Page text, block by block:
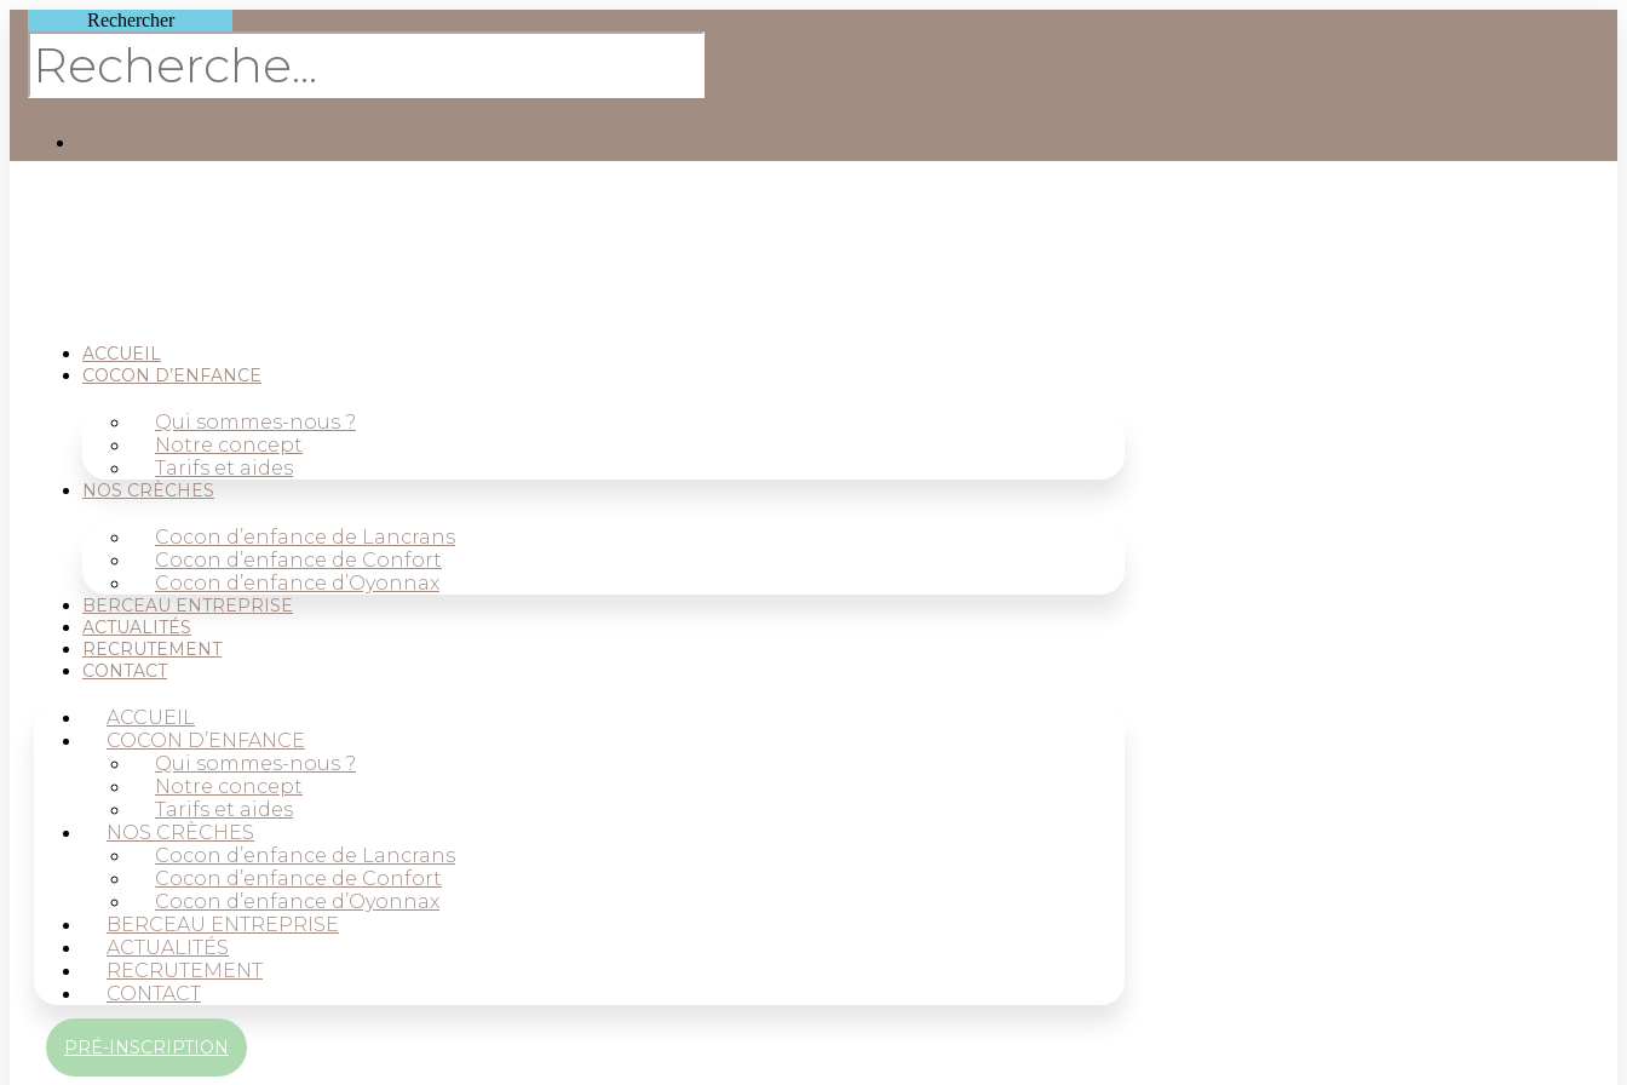
Rechercher
ACCUEIL
COCON D’ENFANCE
Qui sommes-nous ?
Notre concept
Tarifs et aides
NOS CRÈCHES
Cocon d’enfance de Lancrans
Cocon d’enfance de Confort
Cocon d’enfance d’Oyonnax
BERCEAU ENTREPRISE
ACTUALITÉS
RECRUTEMENT
CONTACT
ACCUEIL
COCON D’ENFANCE
Qui sommes-nous ?
Notre concept
Tarifs et aides
NOS CRÈCHES
Cocon d’enfance de Lancrans
Cocon d’enfance de Confort
Cocon d’enfance d’Oyonnax
BERCEAU ENTREPRISE
ACTUALITÉS
RECRUTEMENT
CONTACT
PRÉ-INSCRIPTION